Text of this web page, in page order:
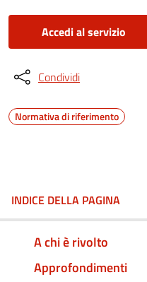
Accedi al servizio
Condividi
Normativa di riferimento
INDICE DELLA PAGINA
A chi è rivolto
Approfondimenti